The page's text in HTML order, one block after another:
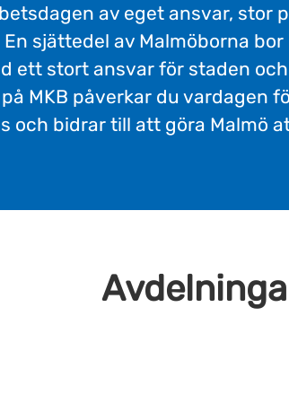
av eget ansvar, stor
sjättedel av Malmöborna
ett stort ansvar för staden
MKB påverkar du vardagen
och bidrar till att göra Malmö